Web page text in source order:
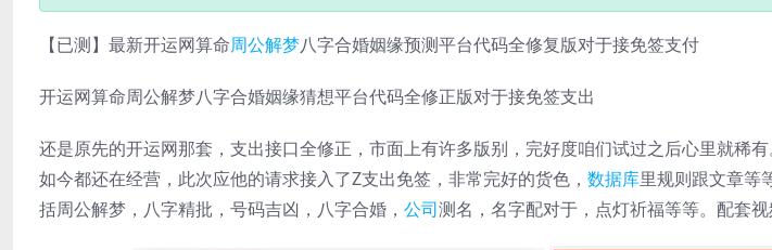
【已测】最新开运网算命周公解梦八字合婚姻缘预测平台代码全修复版对于接免签支付
开运网算命周公解梦八字合婚姻缘猜想平台代码全修正版对于接免签支出
还是原先的开运网那套，支出接口全修正，市面上有许多版别，完好度咱们试过之后心里就稀
如今都还在经营，此次应他的请求接入了Z支出免签，非常完好的货色， 数据库里规则跟文章等
括周公解梦，八字精批，号码吉凶，八字合婚， 公司测名，名字配对于，点灯祈福等等。配套